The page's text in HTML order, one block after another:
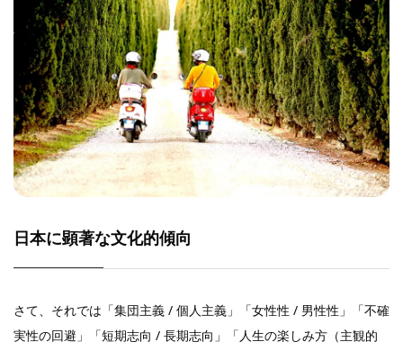
日本に顕著な文化的傾向
さて、それでは「集団主義 / 個人主義」「女性性 / 男性性」「不確
実性の回避」「短期志向 / 長期志向」「人生の楽しみ方（主観的